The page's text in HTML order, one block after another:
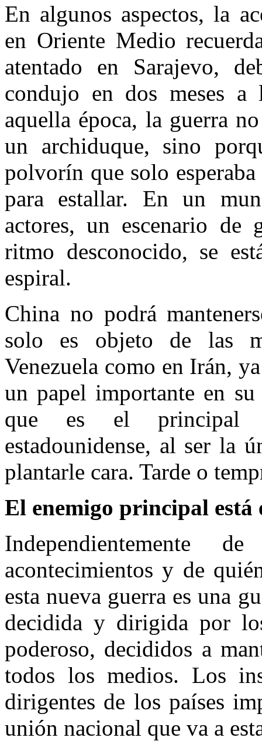
En algunos aspectos, la
en Oriente Medio
atentado en Sarajevo,
condujo en dos meses
aquella época, la guerra
un archiduque, sino
polvorín que solo
para estallar. En un
actores, un escenario
ritmo desconocido, se
espiral.
China no podrá
solo es objeto de las
Venezuela como en Irán,
un papel importante en
que es el principal
estadounidense, al ser la
plantarle cara. Tarde o
El enemigo principal está
Independientemente
acontecimientos y de
esta nueva guerra es una
decidida y dirigida por
poderoso, decididos a
todos los medios. Los
dirigentes de los países
unión nacional que va a